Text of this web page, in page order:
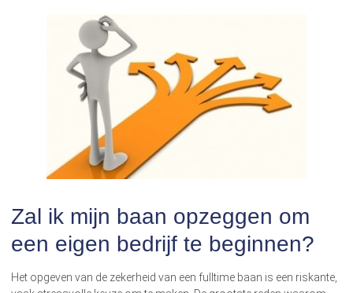
Zal ik mijn baan opzeggen om
een eigen bedrijf te beginnen?
Het opgeven van de zekerheid van een fulltime baan is een riskante,